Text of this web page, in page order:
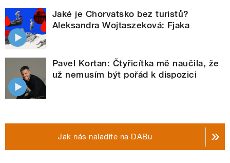
Jaké je Chorvatsko bez turistů?
Aleksandra Wojtaszeková: Fjaka
Pavel Kortan: Čtyřicítka mě naučila, že
už nemusím být pořád k dispozici
Jak nás naladíte na DABu